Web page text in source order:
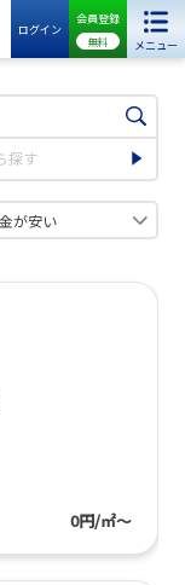
ログイン
会員登録
無料 メニュー
0円/㎡～